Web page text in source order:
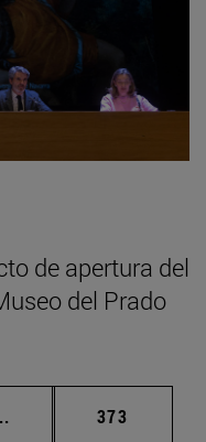
de apertura del
del Prado
Páginas intermedias
Página
373